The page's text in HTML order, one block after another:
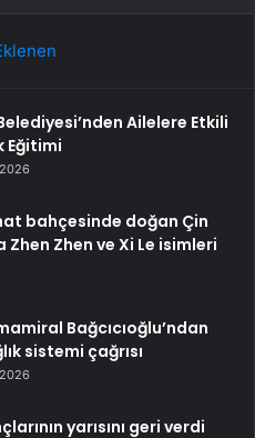
Ailelere Etkili
Eğitimi
bahçesinde doğan Çin
Zhen ve Xi Le isimleri
Bağcıcıoğlu’ndan
sistemi çağrısı
yarısını geri verdi